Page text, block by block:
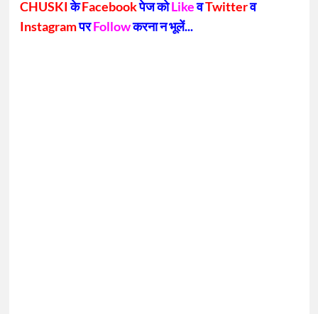
CHUSKIकेFacebookपेज कोLikeवTwitterव
InstagramपरFollowकरना न भूलें...